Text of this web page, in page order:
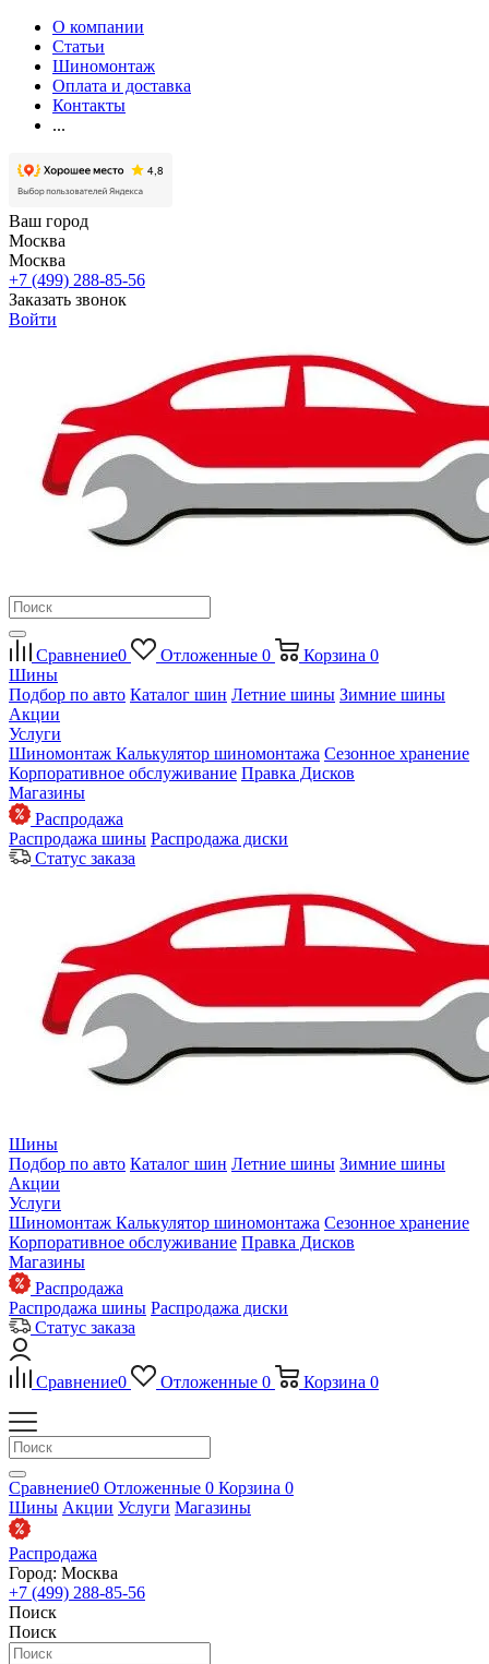
О компании
Статьи
Шиномонтаж
Оплата и доставка
Контакты
...
Ваш город
Москва
Москва
+7 (499) 288-85-56
Заказать звонок
Войти
Сравнение0 Отложенные 0 Корзина 0
Шины
Подбор по авто Каталог шин Летние шины Зимние шины
Акции
Услуги
Шиномонтаж Калькулятор шиномонтажа Сезонное хранение
Корпоративное обслуживание Правка Дисков
Магазины
Распродажа
Распродажа шины Распродажа диски
Статус заказа
Шины
Подбор по авто Каталог шин Летние шины Зимние шины
Акции
Услуги
Шиномонтаж Калькулятор шиномонтажа Сезонное хранение
Корпоративное обслуживание Правка Дисков
Магазины
Распродажа
Распродажа шины Распродажа диски
Статус заказа
Сравнение0 Отложенные 0 Корзина 0
Сравнение0 Отложенные 0 Корзина 0
Шины Акции Услуги Магазины
Распродажа
Город: Москва
+7 (499) 288-85-56
Поиск
Поиск